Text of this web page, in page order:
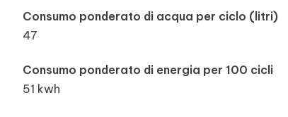
Consumo ponderato di acqua per ciclo (litri)
47
Consumo ponderato di energia per 100 cicli
51 kwh